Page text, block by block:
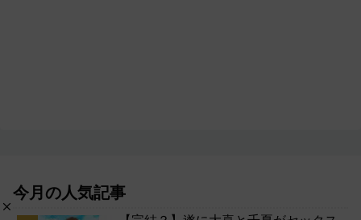
今月の人気記事